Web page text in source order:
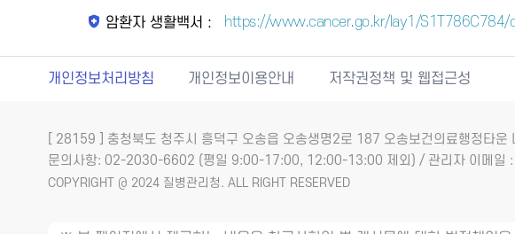
암환자 생활백서 : https://www.cancer.go.kr/lay1/S1T786C784/
개인정보처리방침 개인정보이용안내 저작권정책 및 웹접근성
[ 28159 ] 충청북도 청주시 흥덕구 오송읍 오송생명2로 187 오송보건의료행정타운
문의사항: 02-2030-6602 (평일 9:00-17:00, 12:00-13:00 제외) / 관리자 이메일 :
COPYRIGHT @ 2024 질병관리청. ALL RIGHT RESERVED